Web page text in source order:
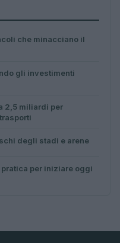
che minacciano il
gli investimenti
2,5 miliardi per
degli stadi e arene
per iniziare oggi